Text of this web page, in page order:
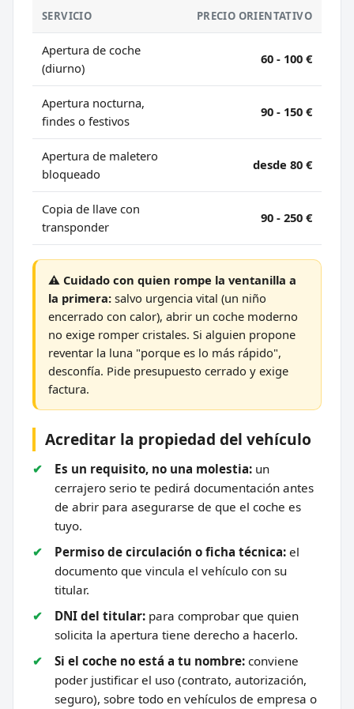
SERVICIO PRECIO ORIENTATIVO
Apertura de coche
(diurno)
60 - 100 €
Apertura nocturna,
findes o festivos
90 - 150 €
Apertura de maletero
bloqueado
desde 80 €
Copia de llave con
transponder
90 - 250 €
⚠️ Cuidado con quien rompe la ventanilla a
la primera: salvo urgencia vital (un niño
encerrado con calor), abrir un coche moderno
no exige romper cristales. Si alguien propone
reventar la luna "porque es lo más rápido",
desconfía. Pide presupuesto cerrado y exige
factura.
Acreditar la propiedad del vehículo
Es un requisito, no una molestia: un
cerrajero serio te pedirá documentación antes
de abrir para asegurarse de que el coche es
tuyo.
Permiso de circulación o ficha técnica: el
documento que vincula el vehículo con su
titular.
DNI del titular: para comprobar que quien
solicita la apertura tiene derecho a hacerlo.
Si el coche no está a tu nombre: conviene
poder justificar el uso (contrato, autorización,
seguro), sobre todo en vehículos de empresa o